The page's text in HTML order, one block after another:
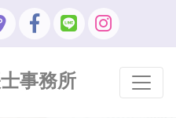
事務所